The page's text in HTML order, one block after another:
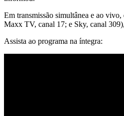
Em transmissão simultânea e ao
Maxx TV, canal 17; e Sky, canal
Assista ao programa na íntegra: